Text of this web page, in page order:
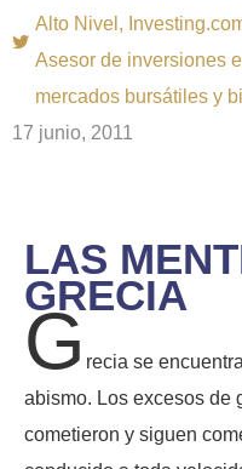
Alto Nivel,
Asesor de inversiones
mercados bursátiles y
17 junio, 2011
LAS
GRECIA
G recia se
abismo. Los excesos de
cometieron y siguen